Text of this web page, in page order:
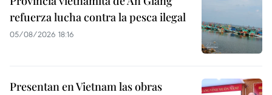
refuerza lucha contra la pesca ilegal
05/08/2026 18:16
Presentan en Vietnam las obras